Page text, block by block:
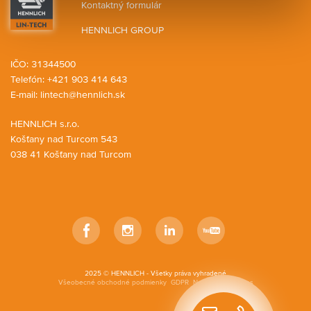
Kontaktný formulár
HENNLICH GROUP
HENNLICH s.r.o.
Košťany nad Turcom 543
038 41 Košťany nad Turcom
IČO: 31344500
Telefón: +421 903 414 643
E-mail: lintech@hennlich.sk
2025 © HENNLICH - Všetky práva vyhradené
Všeobecné obchodné podmienky GDPR Nastavenia cookies
FacebookInstagramLinkedIn YouTube